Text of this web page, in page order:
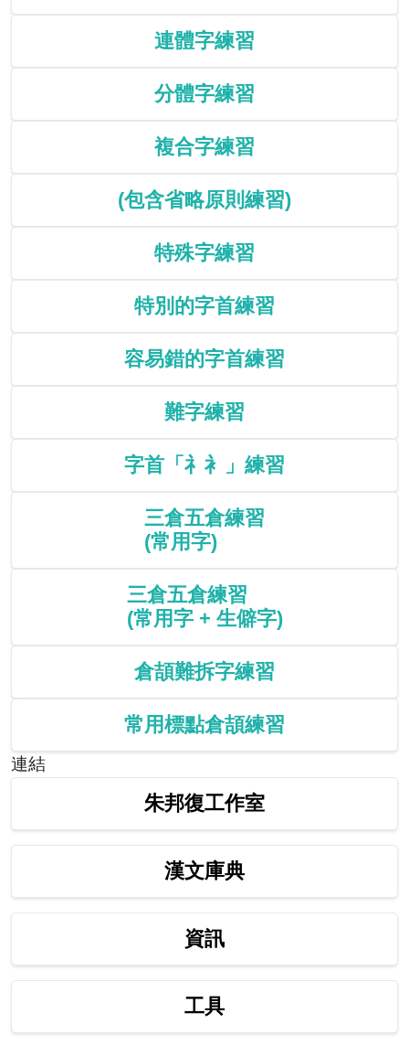
連體字練習
分體字練習
複合字練習
(包含省略原則練習)
特殊字練習
特別的字首練習
容易錯的字首練習
難字練習
字首「礻衤」練習
三倉五倉練習
(常用字)
三倉五倉練習
(常用字 + 生僻字)
倉頡難拆字練習
常用標點倉頡練習
連結
朱邦復工作室
漢文庫典
資訊
工具